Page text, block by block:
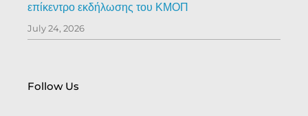
επίκεντρο εκδήλωσης του ΚΜΟΠ
July 24, 2026
Follow Us